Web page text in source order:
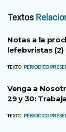
Textos
Notas a la
lefebvristas (2)
TEXTO: PERIODICO
Venga a
29 y 30:
TEXTO: PERIODICO